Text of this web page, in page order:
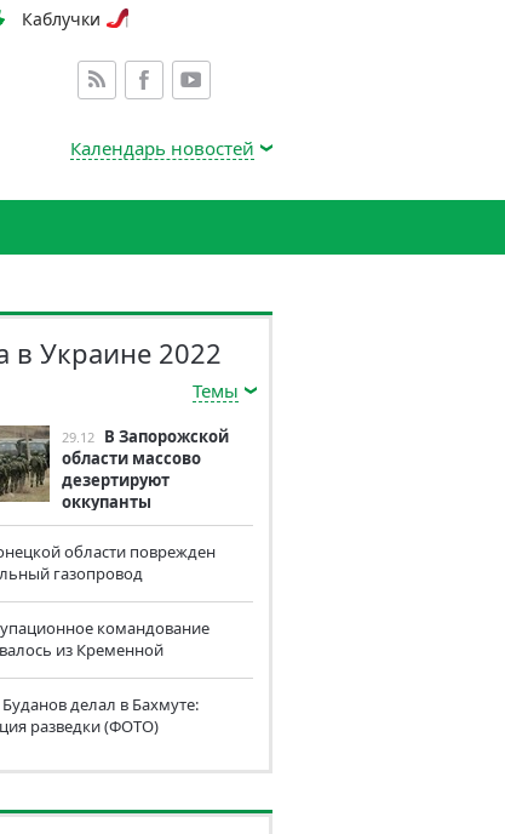
Каблучки
Календарь новостей
в Украине 2022
Темы
29.12 В Запорожской
области массово
дезертируют
оккупанты
области поврежден
газопровод
командование
из Кременной
делал в Бахмуте:
разведки (ФОТО)